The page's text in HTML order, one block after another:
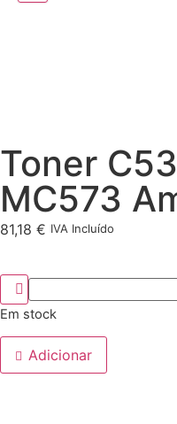
Toner
MC573
81,18 € IVA Incluído
Em stock
Adicionar